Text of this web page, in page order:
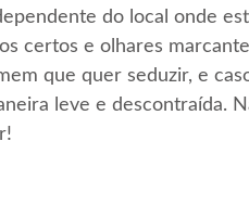
do local onde
certos e olhares
que quer seduzir, e
leve e descontraída.